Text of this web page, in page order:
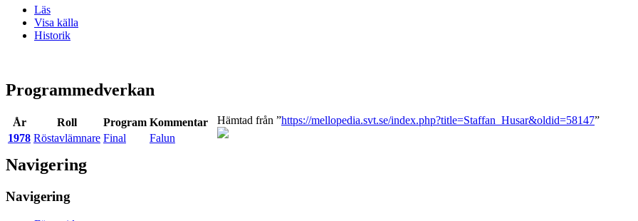
Läs
Visa källa
Historik
Programmedverkan
År Roll Program Kommentar
1978 Röstavlämnare Final Falun
Hämtad från ”https://mellopedia.svt.se/index.php?title=Staffan_Husar&oldid=58147”
Navigering
Navigering